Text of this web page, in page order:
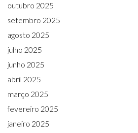
outubro 2025
setembro 2025
agosto 2025
julho 2025
junho 2025
abril 2025
março 2025
fevereiro 2025
janeiro 2025